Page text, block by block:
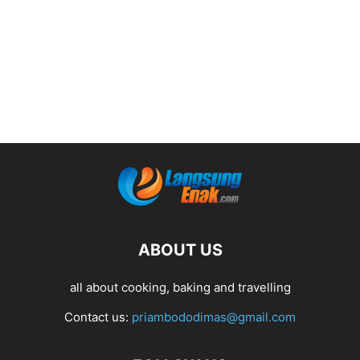
ABOUT US
all about cooking, baking and travelling
Contact us: priambododimas@gmail.com